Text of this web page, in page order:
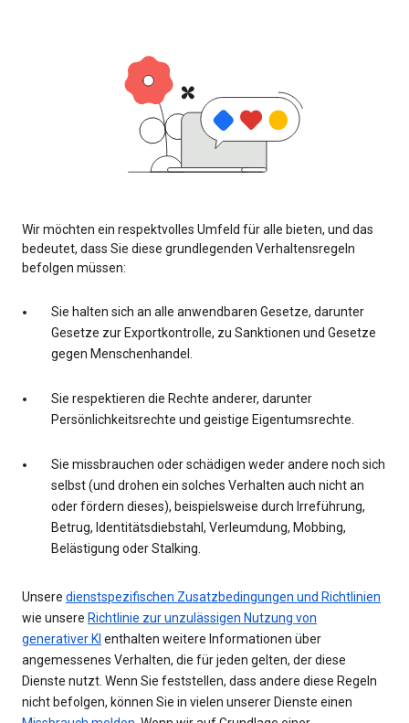
Wir möchten ein respektvolles Umfeld für alle bieten, und das
bedeutet, dass Sie diese grundlegenden Verhaltensregeln
befolgen müssen:
Sie halten sich an alle anwendbaren Gesetze, darunter
Gesetze zur Exportkontrolle, zu Sanktionen und Gesetze
gegen Menschenhandel.
Sie respektieren die Rechte anderer, darunter
Persönlichkeitsrechte und geistige Eigentumsrechte.
Sie missbrauchen oder schädigen weder andere noch sich
selbst (und drohen ein solches Verhalten auch nicht an
oder fördern dieses), beispielsweise durch Irreführung,
Betrug, Identitätsdiebstahl, Verleumdung, Mobbing,
Belästigung oder Stalking.
Unsere dienstspezifischen Zusatzbedingungen und Richtlinien
wie unsere Richtlinie zur unzulässigen Nutzung von
generativer KI enthalten weitere Informationen über
angemessenes Verhalten, die für jeden gelten, der diese
Dienste nutzt. Wenn Sie feststellen, dass andere diese Regeln
nicht befolgen, können Sie in vielen unserer Dienste einen